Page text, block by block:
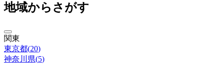
地域からさがす
関東
東京都(20)
神奈川県(5)